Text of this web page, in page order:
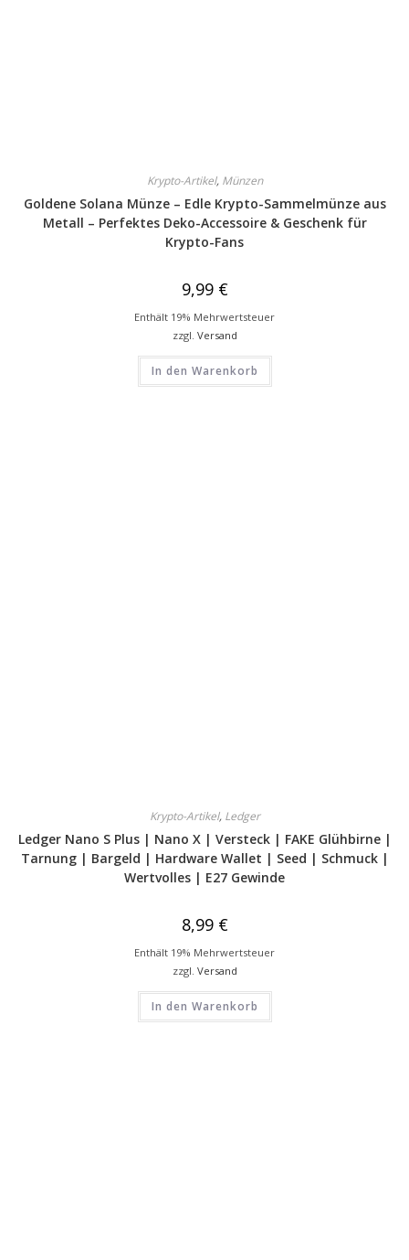
Krypto-Artikel, Münzen
Goldene Solana Münze – Edle Krypto-Sammelmünze aus
Metall – Perfektes Deko-Accessoire & Geschenk für
Krypto-Fans
9,99 €
Enthält 19% Mehrwertsteuer
zzgl. Versand
In den Warenkorb
Krypto-Artikel, Ledger
Ledger Nano S Plus | Nano X | Versteck | FAKE Glühbirne |
Tarnung | Bargeld | Hardware Wallet | Seed | Schmuck |
Wertvolles | E27 Gewinde
8,99 €
Enthält 19% Mehrwertsteuer
zzgl. Versand
In den Warenkorb